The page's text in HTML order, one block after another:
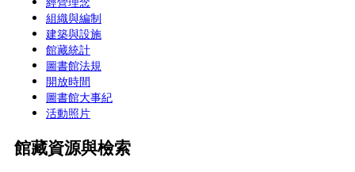
組織與編制
建築與設施
館藏統計
圖書館法規
開放時間
圖書館大事紀
活動照片
館藏資源與檢索